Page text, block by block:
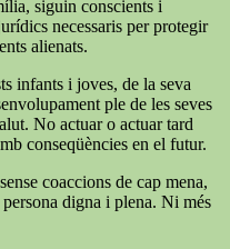
siguin conscients i
necessaris per protegir
alienats.
infants i joves, de la seva
ple de les seves
No actuar o actuar tard
conseqüències en el futur.
coaccions de cap mena,
digna i plena. Ni més